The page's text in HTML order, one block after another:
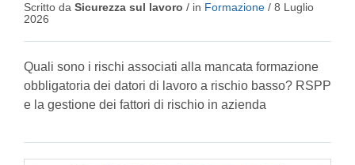
Scritto da Sicurezza sul lavoro / in Formazione / 8 Luglio
2026
Quali sono i rischi associati alla mancata formazione
obbligatoria dei datori di lavoro a rischio basso? RSPP
e la gestione dei fattori di rischio in azienda